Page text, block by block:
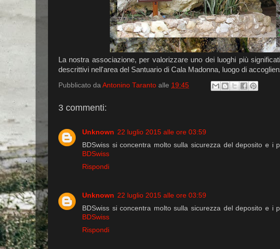
La nostra associazione, per valorizzare uno dei luoghi più
descrittivi nell'area del Santuario di Cala Madonna, luogo di
Pubblicato da Antonino Taranto alle 19:45
3 commenti:
Unknown 22 luglio 2015 alle ore 03:59
BDSwiss si concentra molto sulla sicurezza del deposito e i
BDSwiss
Rispondi
Unknown 22 luglio 2015 alle ore 03:59
BDSwiss si concentra molto sulla sicurezza del deposito e i
BDSwiss
Rispondi